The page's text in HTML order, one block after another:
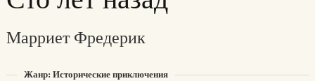
Марриет Фредерик
Жанр: Исторические приключения